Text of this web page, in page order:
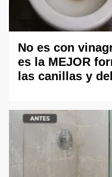
No es con
es la MEJOR
las canillas y